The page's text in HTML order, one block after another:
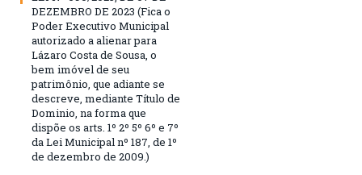
DEZEMBRO DE 2023 (Fica o
Poder Executivo Municipal
autorizado a alienar para
Lázaro Costa de Sousa, o
bem imóvel de seu
patrimônio, que adiante se
descreve, mediante Título de
Dominio, na forma que
dispõe os arts. 1º 2º 5º 6º e 7º
da Lei Municipal nº 187, de 1º
de dezembro de 2009.)